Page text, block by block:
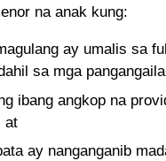
na anak kung:
ay umalis sa
sa mga
ibang angkop na
at
ay nanganganib